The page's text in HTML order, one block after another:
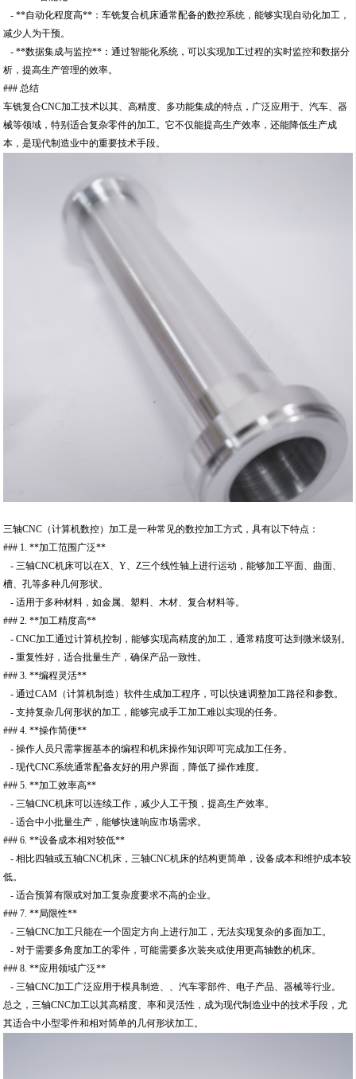
- **自动化程度高**：车铣复合机床通常配备的数控系统，能够实现自动化加工，
减少人为干预。
- **数据集成与监控**：通过智能化系统，可以实现加工过程的实时监控和数据分
析，提高生产管理的效率。
### 总结
车铣复合CNC加工技术以其、高精度、多功能集成的特点，广泛应用于、汽车、器
械等领域，特别适合复杂零件的加工。它不仅能提高生产效率，还能降低生产成
本，是现代制造业中的重要技术手段。
三轴CNC（计算机数控）加工是一种常见的数控加工方式，具有以下特点：
### 1. **加工范围广泛**
- 三轴CNC机床可以在X、Y、Z三个线性轴上进行运动，能够加工平面、曲面、
槽、孔等多种几何形状。
- 适用于多种材料，如金属、塑料、木材、复合材料等。
### 2. **加工精度高**
- CNC加工通过计算机控制，能够实现高精度的加工，通常精度可达到微米级别。
- 重复性好，适合批量生产，确保产品一致性。
### 3. **编程灵活**
- 通过CAM（计算机制造）软件生成加工程序，可以快速调整加工路径和参数。
- 支持复杂几何形状的加工，能够完成手工加工难以实现的任务。
### 4. **操作简便**
- 操作人员只需掌握基本的编程和机床操作知识即可完成加工任务。
- 现代CNC系统通常配备友好的用户界面，降低了操作难度。
### 5. **加工效率高**
- 三轴CNC机床可以连续工作，减少人工干预，提高生产效率。
- 适合中小批量生产，能够快速响应市场需求。
### 6. **设备成本相对较低**
- 相比四轴或五轴CNC机床，三轴CNC机床的结构更简单，设备成本和维护成本较
低。
- 适合预算有限或对加工复杂度要求不高的企业。
### 7. **局限性**
- 三轴CNC加工只能在一个固定方向上进行加工，无法实现复杂的多面加工。
- 对于需要多角度加工的零件，可能需要多次装夹或使用更高轴数的机床。
### 8. **应用领域广泛**
- 三轴CNC加工广泛应用于模具制造、、汽车零部件、电子产品、器械等行业。
总之，三轴CNC加工以其高精度、率和灵活性，成为现代制造业中的技术手段，尤
其适合中小型零件和相对简单的几何形状加工。